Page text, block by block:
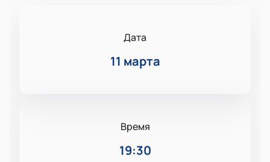
Дата
11 марта
Время
19:30